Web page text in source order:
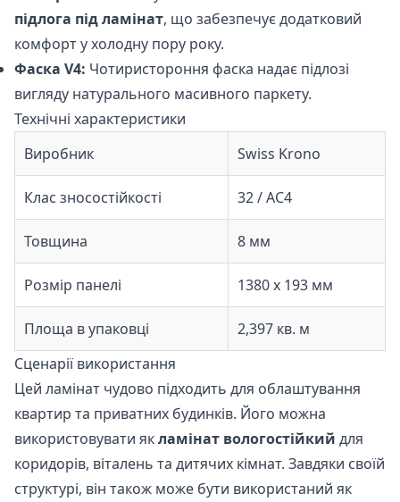
підлога під ламінат, що забезпечує додатковий
комфорт у холодну пору року.
Фаска V4: Чотиристороння фаска надає підлозі
вигляду натурального масивного паркету.
Технічні характеристики
Виробник
Swiss Krono
Клас зносостійкості 32 / АС4
Товщина 8 мм
Розмір панелі 1380 х 193 мм
Площа в упаковці
2,397 кв. м
Сценарії використання
Цей ламінат чудово підходить для облаштування
квартир та приватних будинків. Його можна
використовувати якламінат вологостійкий для
коридорів, віталень та дитячих кімнат. Завдяки своїй
структурі, він також може бути використаний як